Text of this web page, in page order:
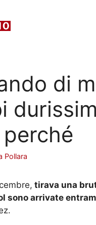
di
perché
Pollara
tirava una
sono arrivate